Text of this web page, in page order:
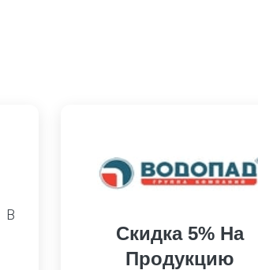
В
Скидка 5% На
Продукцию